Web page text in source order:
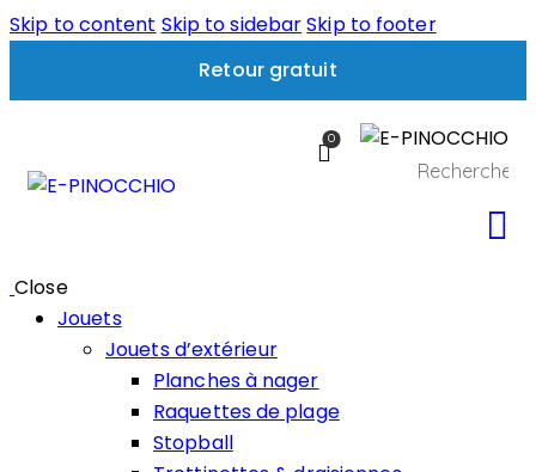
Skip to content Skip to sidebarSkip to footer
Retour gratuit
0
Close
Jouets
Jouets d’extérieur
Planches à nager
Raquettes de plage
Stopball